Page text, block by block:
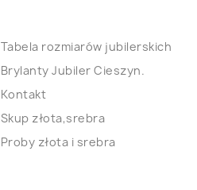
Tabela rozmiarów jubilerskich
Brylanty Jubiler Cieszyn.
Kontakt
Skup złota,srebra
Proby złota i srebra